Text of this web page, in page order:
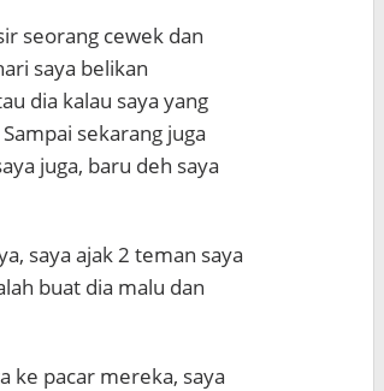
seorang cewek dan
saya belikan
dia kalau saya yang
sekarang juga
juga, baru deh saya
saya ajak 2 teman saya
buat dia malu dan
ke pacar mereka, saya